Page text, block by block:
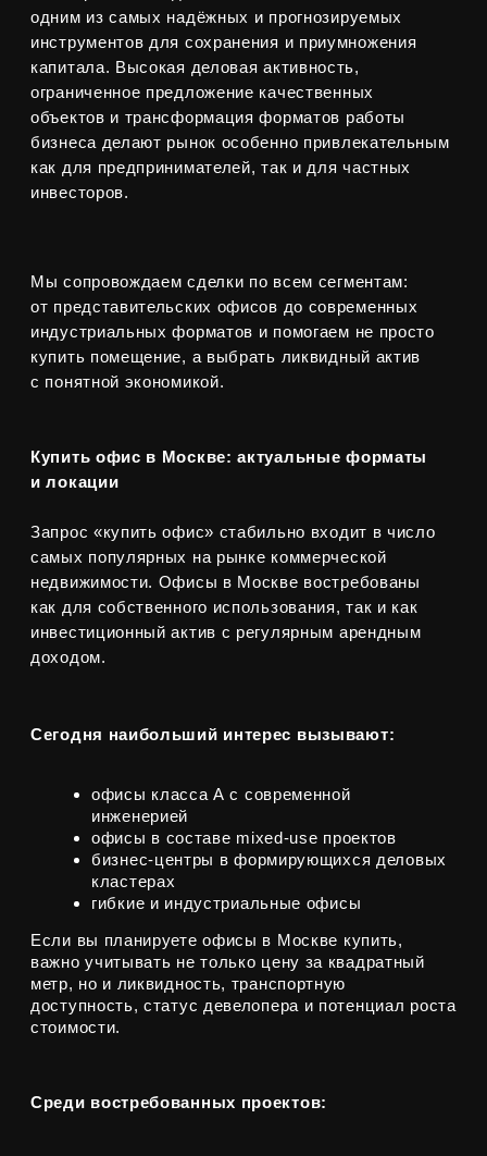
Рынок коммерческой недвижимости требует
экспертизы: юридические нюансы, налоговые
выбрать объект под конкретную стратегию
провести финансовый и инвестиционный
анализ
безопасно закрыть сделку
модель, помогая клиентам принимать
прибыльные и обоснованные решения.
Если вы планируете купить офис, купить склад,
купить производственное помещение или
и экономику объекта.
офисы класса А, light industrial и качественный
стрит-ритейл в новых деловых кластерах.
Почему стоит работать
с профессиональным брокером
г. Москва, Духовской пер 17/10
в курсе актуальных новостей и акций от застройщиков
Телефон:
Блог про недвижимость
+7 (495) 212-11-73
© 2026 VAYCHULIS ESTATE
Политика конфиденциальности